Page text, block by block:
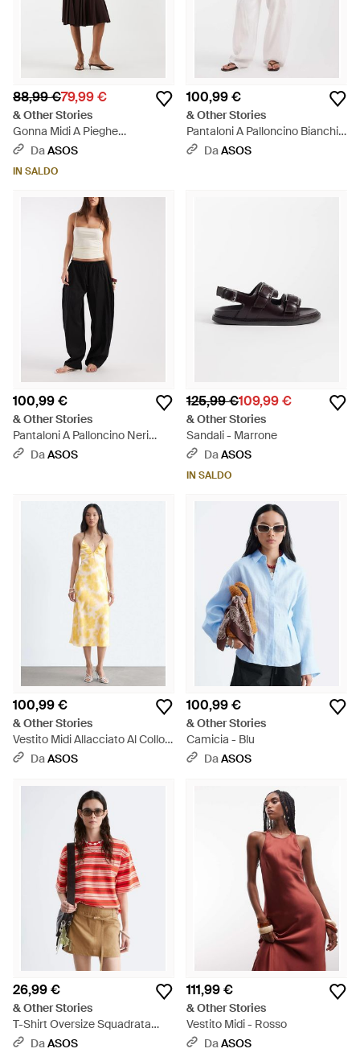
88,99 €79,99 €
& Other Stories
Gonna Midi A Pieghe
Cioccolato Con Volant - Nero
DaASOS
IN SALDO
100,99 €
& Other Stories
Pantaloni A Palloncino Bianchi
Allacciati - Bianco
DaASOS
100,99 €
& Other Stories
Pantaloni A Palloncino Neri
Allacciati - Nero
DaASOS
125,99 €109,99 €
& Other Stories
Sandali - Marrone
DaASOS
IN SALDO
100,99 €
& Other Stories
Vestito Midi Allacciato Al Collo
A Fiori - Metallizzato
DaASOS
100,99 €
& Other Stories
Camicia - Blu
DaASOS
26,99 €
& Other Stories
T-Shirt Oversize Squadrata
Rossa A Righe - Rosso
DaASOS
111,99 €
& Other Stories
Vestito Midi - Rosso
DaASOS